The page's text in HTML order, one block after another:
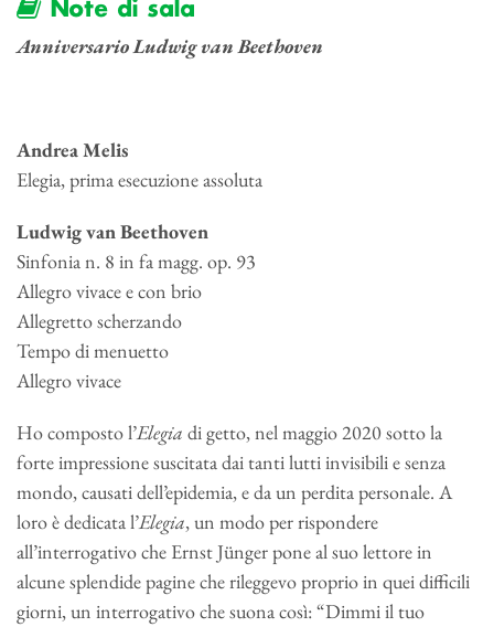
Note di sala
Anniversario Ludwig van Beethoven
Andrea Melis
Elegia, prima esecuzione assoluta
Ludwig van Beethoven
Sinfonia n. 8 in fa magg. op. 93
Allegro vivace e con brio
Allegretto scherzando
Tempo di menuetto
Allegro vivace
Ho composto l’Elegia di getto, nel maggio 2020 sotto la
forte impressione suscitata dai tanti lutti invisibili e senza
mondo, causati dell’epidemia, e da un perdita personale. A
loro è dedicata l’Elegia, un modo per rispondere
all’interrogativo che Ernst Jünger pone al suo lettore in
alcune splendide pagine che rileggevo proprio in quei difficili
giorni, un interrogativo che suona così: “Dimmi il tuo